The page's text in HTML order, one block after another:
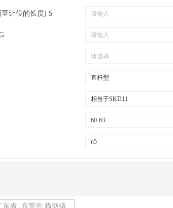
让位的长度) S
东省 东莞市 横沥镇